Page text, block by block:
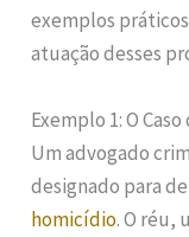
exemplos
atuação desses
Exemplo 1: O
Um advogado
designado para
homicídio. O réu,